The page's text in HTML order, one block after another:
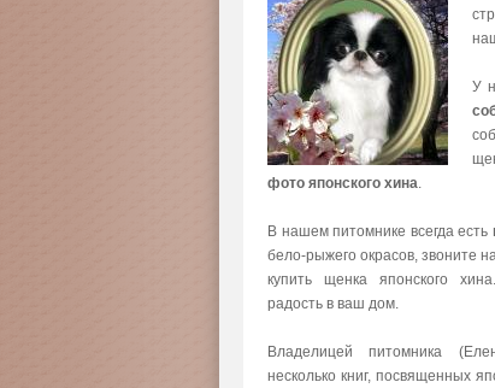
У
фото японского хина.
В нашем питомнике всегда есть
бело-рыжего окрасов, звоните
купить щенка японского
радость в ваш дом.
Владелицей питомника
несколько книг, посвященных